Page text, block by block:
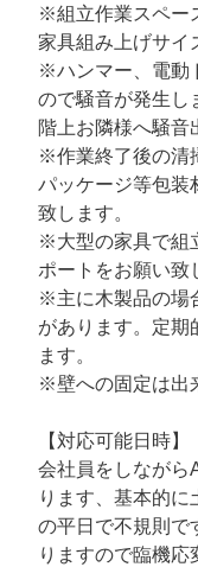
※組立作業スペー
家具組み上げサイ
※ハンマー、電動
ので騒音が発生し
階上お隣様へ騒音
※作業終了後の清
パッケージ等包装
致します。
※大型の家具で組
ポートをお願い致
※主に木製品の場
があります。定期
ます。
※壁への固定は出
【対応可能日時】
会社員をしながら
ります、基本的
の平日で不規則で
りますので臨機応